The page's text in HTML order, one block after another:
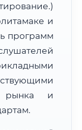
и
программ
рынка и